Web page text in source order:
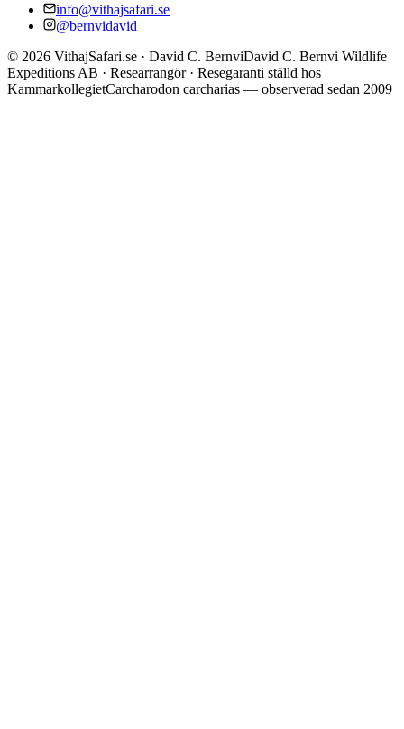
info@vithajsafari.se
@bernvidavid
© 2026 VithajSafari.se · David C. BernviDavid C. Bernvi Wildlife
Expeditions AB · Researrangör · Resegaranti ställd hos
KammarkollegietCarcharodon carcharias — observerad sedan 2009